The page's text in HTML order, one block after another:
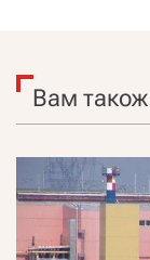
Вам